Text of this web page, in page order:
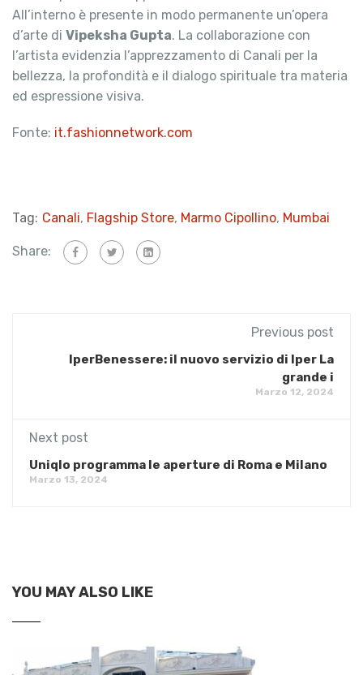
All’interno è presente in modo permanente un’opera
d’arte di Vipeksha Gupta. La collaborazione con
l’artista evidenzia l’apprezzamento di Canali per la
bellezza, la profondità e il dialogo spirituale tra materia
ed espressione visiva.
Fonte: it.fashionnetwork.com
Tag: Canali, Flagship Store, Marmo Cipollino, Mumbai
Share:
Previous post
IperBenessere: il nuovo servizio di Iper La
grande i
Marzo 12, 2024
Next post
Uniqlo programma le aperture di Roma e Milano
Marzo 13, 2024
YOU MAY ALSO LIKE